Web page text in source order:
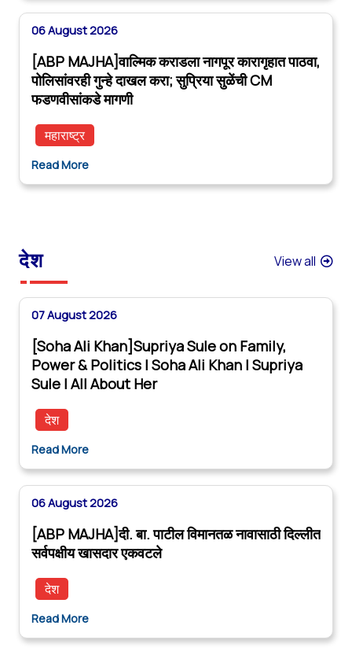
06 August 2026
[ABP MAJHA]वाल्मिक कराडला नागपूर कारागृहात पाठवा,
पोलिसांवरही गुन्हे दाखल करा; सुप्रिया सुळेंची CM
फडणवीसांकडे मागणी
महाराष्ट्र
Read More
देश View all
07 August 2026
[Soha Ali Khan]Supriya Sule on Family,
Power & Politics | Soha Ali Khan | Supriya
Sule | All About Her
देश
Read More
06 August 2026
[ABP MAJHA]दी. बा. पाटील विमानतळ नावासाठी दिल्लीत
सर्वपक्षीय खासदार एकवटले
देश
Read More